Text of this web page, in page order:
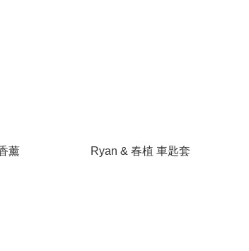
薰 Ryan & 春植 車匙套